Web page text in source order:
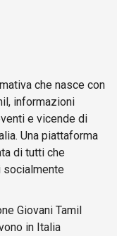
che nasce con
informazioni
e vicende di
Una piattaforma
di tutti che
socialmente
Giovani Tamil
in Italia